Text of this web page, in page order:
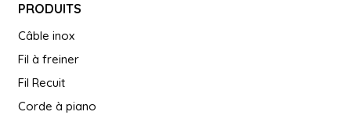
PRODUITS
Câble inox
Fil à freiner
Fil Recuit
Corde à piano